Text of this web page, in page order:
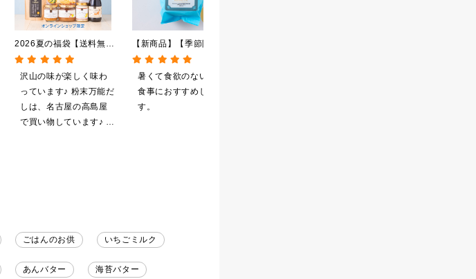
【新商品】【季節限定】冷
やしだし茶漬け しらすと
鯛だし 4食
暑くて食欲のない日の
食事におすすめしま
す。
2026夏の福袋【送料無
料】【オンライン限定】
【ポイントキャンペーン実
施中】【のし・ラッピン
グ・化粧箱詰め不可】
沢山の味が楽しく味わ
っています♪ 粉末万能だ
しは、名古屋の高島屋
で買い物しています♪ と
ごはんのお供 いちごミルク
あんバター 海苔バター